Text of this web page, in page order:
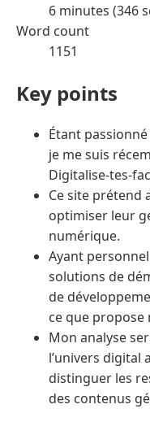
6 minutes (346
Word count
1151
Key points
Étant
je me suis
Digitalise-tes-
Ce site prétend
optimiser leur
numérique.
Ayant
solutions de
de
ce que
Mon analyse
l’univers digital
distinguer les
des contenus